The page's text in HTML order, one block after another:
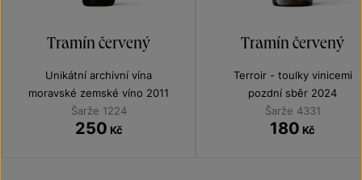
Tramín červený
Unikátní archivní vína
moravské zemské víno 2011
Šarže 1224
250 Kč
Tramín červený
Terroir - toulky vinicemi
pozdní sběr 2024
Šarže 4331
180 Kč